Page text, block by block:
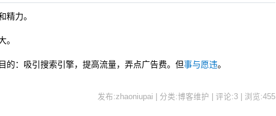
力。
：吸引搜索引擎，提高流量，弄点广告费。但事与愿违。
发布:zhaoniupai | 分类:博客维护 | 评论:3 | 浏览:455